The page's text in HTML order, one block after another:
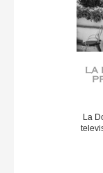
LA
La